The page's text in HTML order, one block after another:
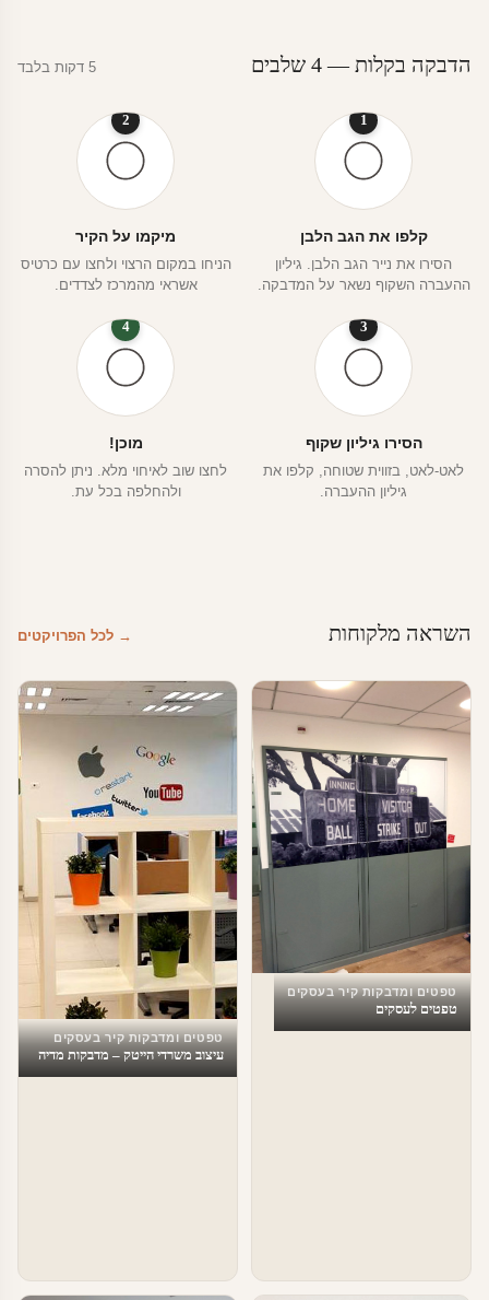
הדבקה בקלות — 4 שלבים 5 דקות בלבד
1
קלפו את הגב הלבן
הסירו את נייר הגב הלבן. גיליון
ההעברה השקוף נשאר על המדבקה.
2
מיקמו על הקיר
הניחו במקום הרצוי ולחצו עם כרטיס
אשראי מהמרכז לצדדים.
3
הסירו גיליון שקוף
לאט-לאט, בזווית שטוחה, קלפו את
גיליון ההעברה.
4
מוכן!
לחצו שוב לאיחוי מלא. ניתן להסרה
ולהחלפה בכל עת.
השראה מלקוחות → לכל הפרויקטים
טפטים ומדבקות קיר בעסקים
טפטים לעסקים
טפטים ומדבקות קיר בעסקים
עיצוב משרדי הייטק – מדבקות מדיה
חברתית